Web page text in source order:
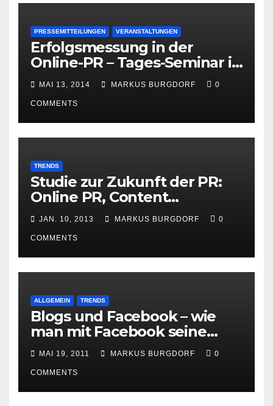
PRESSEMITTEILUNGEN VERANSTALTUNGEN
Erfolgsmessung in der
Online-PR – Tages-Seminar in
Hamburg am 23. Juni 2014
MAI 13, 2014 MARKUS BURGDORF 0
COMMENTS
TRENDS
Studie zur Zukunft der PR:
Online PR, Content
Marketing und Social Media
gewinnen
JAN. 10, 2013 MARKUS BURGDORF 0
COMMENTS
ALLGEMEIN TRENDS
Blogs und Facebook – wie
man mit Facebook seine
Besucher effektiv reduzieren
kann
MAI 19, 2011 MARKUS BURGDORF 0
COMMENTS